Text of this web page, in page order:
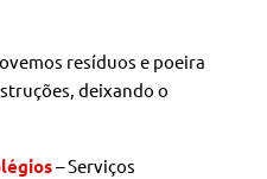
resíduos e poeira
deixando o
– Serviços